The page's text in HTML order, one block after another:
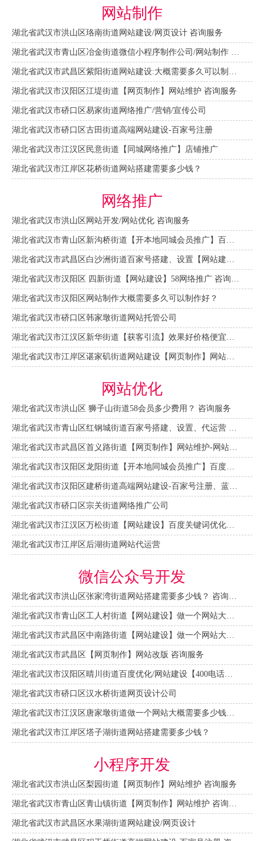
网站制作
湖北省武汉市洪山区珞南街道网站建设/网页设计 咨询服务
湖北省武汉市汉阳区江堤街道【网页制作】网站维护 咨询服务
湖北省武汉市硚口区易家街道网络推广/营销/宣传公司
湖北省武汉市硚口区古田街道高端网站建设-百家号注册
湖北省武汉市江汉区民意街道【同城网络推广】店铺推广
湖北省武汉市江岸区花桥街道网站搭建需要多少钱？
网络推广
湖北省武汉市洪山区网站开发/网站优化 咨询服务
湖北省武汉市汉阳区网站制作大概需要多久可以制作好？
湖北省武汉市硚口区韩家墩街道网站托管公司
网站优化
湖北省武汉市洪山区 狮子山街道58会员多少费用？ 咨询服务
湖北省武汉市硚口区宗关街道网络推广公司
湖北省武汉市江岸区后湖街道网站代运营
微信公众号开发
湖北省武汉市武昌区【网页制作】网站改版 咨询服务
湖北省武汉市硚口区汉水桥街道网页设计公司
湖北省武汉市江岸区塔子湖街道网站搭建需要多少钱？
小程序开发
湖北省武汉市洪山区梨园街道【网页制作】网站维护 咨询服务
湖北省武汉市武昌区水果湖街道网站建设/网页设计